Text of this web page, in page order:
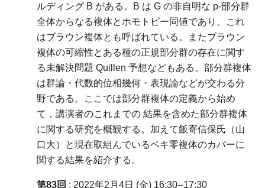
ルディング B がある。B は G の非自明な p-部分群
全体からなる複体とホモトピー同値であり、これ
はブラウン複体とも呼ばれている。またブラウン
複体の可縮性とある種の正規部分群の存在に関す
る未解決問題 Quillen 予想などもある。部分群複体
は群論・代数的位相幾何・表現論などが交わる分
野である。ここでは部分群複体の定義から始め
て，講演者のこれまでの 結果を含めた部分群複体
に関する研究を概観する。加えて飯寄信保氏（山
口大）と現在取組んでいるベキ零複体のカバーに
関する結果を紹介する。
第83回 : 2022年2月4日 (金) 16:30--17:30